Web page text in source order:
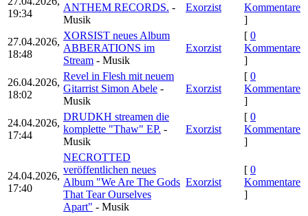
19:34
ANTHEM RECORDS. -
Musik
Exorzist
Kommentare
]
27.04.2026,
18:48
XORSIST neues Album
ABBERATIONS im
Stream - Musik
Exorzist
[ 0
Kommentare
]
26.04.2026,
18:02
Revel in Flesh mit neuem
Gitarrist Simon Abele -
Musik
Exorzist
[ 0
Kommentare
]
24.04.2026,
17:44
DRUDKH streamen die
komplette "Thaw" EP. -
Musik
Exorzist
[ 0
Kommentare
]
24.04.2026,
17:40
NECROTTED
veröffentlichen neues
Album "We Are The Gods
That Tear Ourselves
Apart" - Musik
Exorzist
[ 0
Kommentare
]